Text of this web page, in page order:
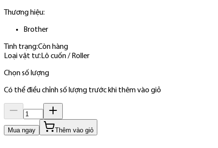
Thương hiệu:
Brother
Tình trạng:Còn hàng
Loại vật tư: Lô cuốn / Roller
Chọn số lượng
Có thể điều chỉnh số lượng trước khi thêm vào giỏ
Mua ngay Thêm vào giỏ